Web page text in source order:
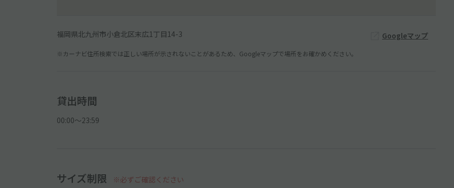
福岡県北九州市小倉北区末広1丁目14-3 Googleマップ
※カーナビ住所検索では正しい場所が示されないことがあるため、Googleマップで場所をお確かめください。
貸出時間
00:00〜23:59
サイズ制限 ※必ずご確認ください